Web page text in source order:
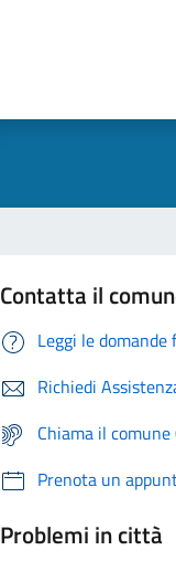
Contatta il
Leggi le
Richiedi
Chiama il
Prenota un
Problemi in città